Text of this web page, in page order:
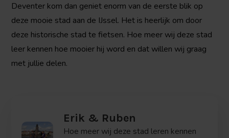
Deventer kom dan geniet enorm van de eerste blik op
deze mooie stad aan de IJssel. Het is heerlijk om door
deze historische stad te fietsen. Hoe meer wij deze stad
leer kennen hoe mooier hij word en dat willen wij graag
met jullie delen.
Erik & Ruben
Hoe meer wij deze stad leren kennen